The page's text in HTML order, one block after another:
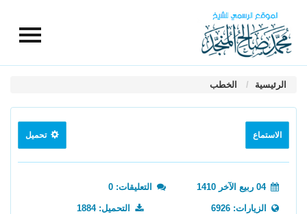
الرئيسية الخطب
الاستماع تحميل
04 ربيع الآخر 1410 التعليقات: 0
الزيارات: 6926 التحميل: 1884